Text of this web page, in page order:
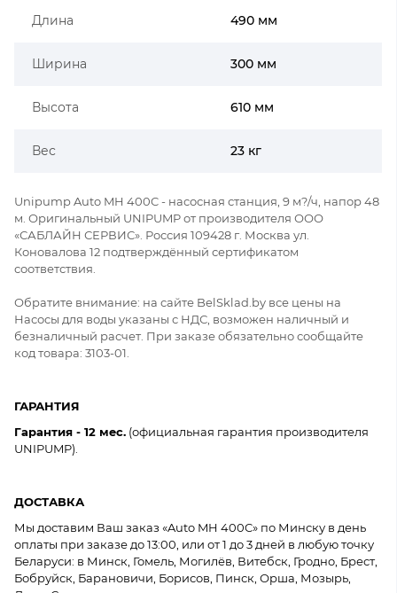
Длина 490 мм
Ширина 300 мм
Высота 610 мм
Вес 23 кг
Unipump Auto MH 400C - насосная станция, 9 м?/ч, напор 48
м. Оригинальный UNIPUMP от производителя ООО
«САБЛАЙН СЕРВИС». Россия 109428 г. Москва ул.
Коновалова 12 подтверждённый сертификатом
соответствия.
Обратите внимание: на сайте BelSklad.by все цены на
Насосы для воды указаны с НДС, возможен наличный и
безналичный расчет. При заказе обязательно сообщайте
код товара: 3103-01.
ГАРАНТИЯ
Гарантия - 12 мес. (официальная гарантия производителя
UNIPUMP).
ДОСТАВКА
Мы доставим Ваш заказ «Auto MH 400C» по Минску в день
оплаты при заказе до 13:00, или от 1 до 3 дней в любую точку
Беларуси: в Минск, Гомель, Могилёв, Витебск, Гродно, Брест,
Бобруйск, Барановичи, Борисов, Пинск, Орша, Мозырь,